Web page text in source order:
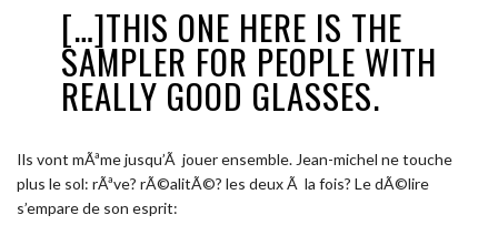
[…]THIS ONE HERE IS THE
SAMPLER FOR PEOPLE WITH
REALLY GOOD GLASSES.
Ils vont mÃªme jusqu’Ã jouer ensemble. Jean-michel ne touche
plus le sol: rÃªve? rÃ©alitÃ©? les deux Ã la fois? Le dÃ©lire
s’empare de son esprit: